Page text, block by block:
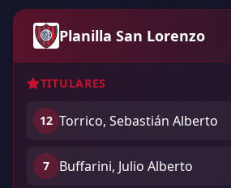
Planilla San Lorenzo
TITULARES
12 Torrico, Sebastián Alberto
7 Buffarini, Julio Alberto